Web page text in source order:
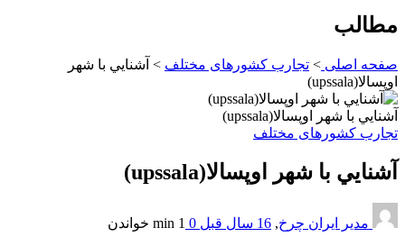
مطالب
صفحه اصلی > تجارب کشورهای مختلف > آشنايي با شهر
اوپسالا(upssala)
آشنايي با شهر اوپسالا(upssala)
تجارب کشورهای مختلف
آشنايي با شهر اوپسالا(upssala)
مدیر ایران چرخ, 16 سال قبل 0
1 min خواندن